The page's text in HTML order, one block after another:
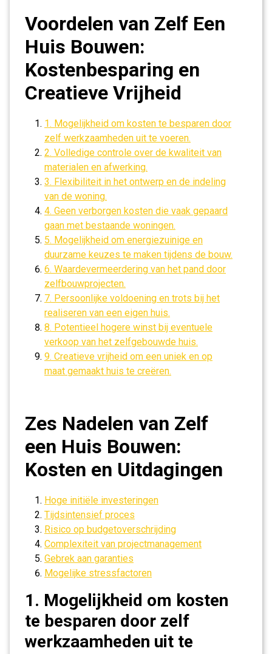
Voordelen van Zelf Een
Huis Bouwen:
Kostenbesparing en
Creatieve Vrijheid
1. Mogelijkheid om kosten te besparen door
zelf werkzaamheden uit te voeren.
2. Volledige controle over de kwaliteit van
materialen en afwerking.
3. Flexibiliteit in het ontwerp en de indeling
van de woning.
4. Geen verborgen kosten die vaak gepaard
gaan met bestaande woningen.
5. Mogelijkheid om energiezuinige en
duurzame keuzes te maken tijdens de bouw.
6. Waardevermeerdering van het pand door
zelfbouwprojecten.
7. Persoonlijke voldoening en trots bij het
realiseren van een eigen huis.
8. Potentieel hogere winst bij eventuele
verkoop van het zelfgebouwde huis.
9. Creatieve vrijheid om een uniek en op
maat gemaakt huis te creëren.
Zes Nadelen van Zelf
een Huis Bouwen:
Kosten en Uitdagingen
Hoge initiële investeringen
Tijdsintensief proces
Risico op budgetoverschrijding
Complexiteit van projectmanagement
Gebrek aan garanties
Mogelijke stressfactoren
1. Mogelijkheid om kosten
te besparen door zelf
werkzaamheden uit te